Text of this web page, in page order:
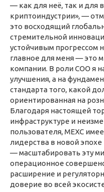
— как для неё, так и для
криптоиндустрии», —
это восходящий
стремительной
устойчивым прогрессом
главное для меня — это
компании. В роли COO я
улучшения, а на
стандарта того, какой
ориентированная на
Благодаря настоящей
инфраструктуре и
пользователя, MEXC
лидерства в новой
— масштабировать эту
операционное
расширение и
доверие во всей